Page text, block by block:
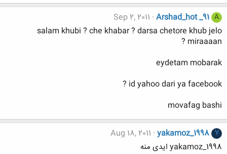
A
Arshad_hot _91
Sep 2, 2011
salam khubi ? che khabar ? darsa chetore khub jelo
miraaaan ?
eydetam mobarak
id yahoo dari ya facebook ?
movafag bashi
Y
yakamoz_1998
Aug 18, 2011
yakamoz_1998 ایدی منه